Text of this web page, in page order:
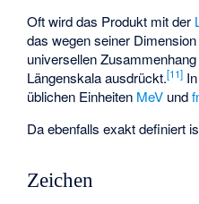
Oft wird das Produkt mit der
das wegen seiner Dimension
universellen
Längenskala ausdrückt.[11]
üblichen Einheiten MeV und
Daebenfalls exakt definiert
Zeichen